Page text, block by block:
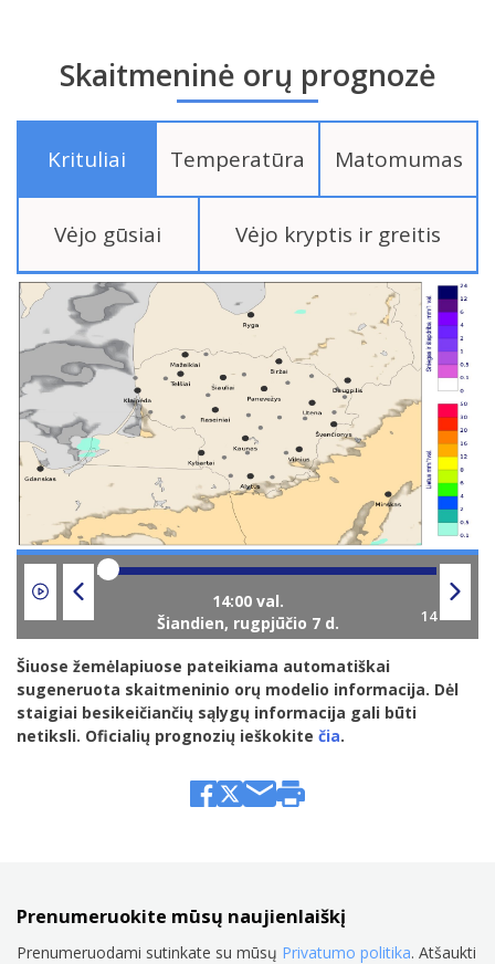
Skaitmeninė orų prognozė
Krituliai Temperatūra Matomumas
Vėjo gūsiai Vėjo kryptis ir greitis
Šiandien, rugpjūčio 7 d.
Šiuose žemėlapiuose pateikiama automatiškai
sugeneruota skaitmeninio orų modelio informacija. Dėl
staigiai besikeičiančių sąlygų informacija gali būti
netiksli. Oficialių prognozių ieškokite čia.
Prenumeruokite mūsų naujienlaiškį
Prenumeruodami sutinkate su mūsų Privatumo politika. Atšaukti